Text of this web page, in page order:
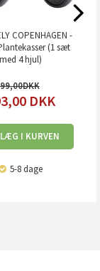
COPENHAGEN -
(1 sæt
med 4 hjul)
DKK
LÆG I KURVEN
5-8 dage